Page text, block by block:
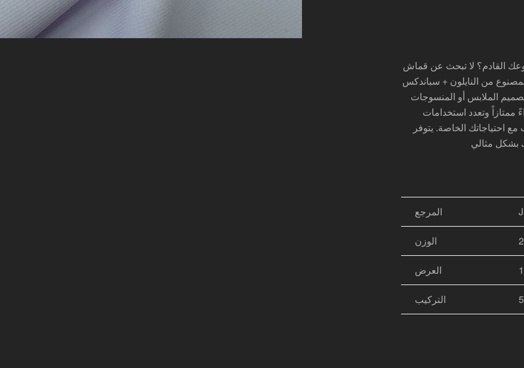
القادم؟ لا تبحث عن قماش
القماش المصنوع من النايلون + سباندكس
الملابس أو المنسوجات
احتياجاتك الخاصة. يتوفر
المرجع
الوزن
العرض
التركيب